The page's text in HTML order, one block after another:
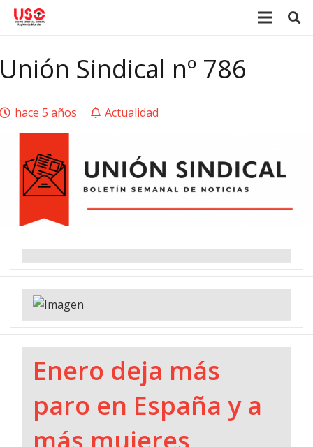
Unión Sindical nº 786
hace 5 años Actualidad
Enero deja más
paro en España y a